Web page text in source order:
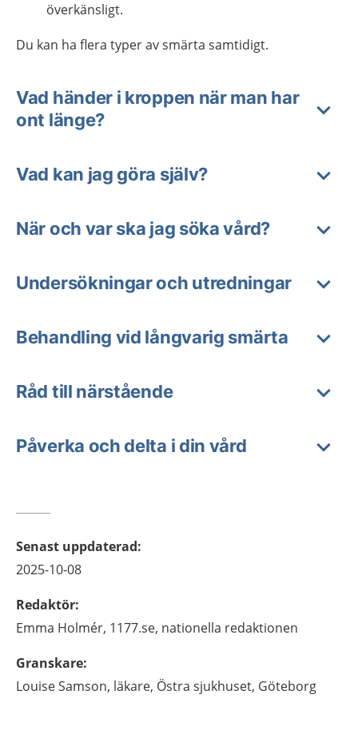
överkänsligt.
Du kan ha flera typer av smärta samtidigt.
Vad händer i kroppen när man har
ont länge?
Vad kan jag göra själv?
När och var ska jag söka vård?
Undersökningar och utredningar
Behandling vid långvarig smärta
Råd till närstående
Påverka och delta i din vård
Senast uppdaterad:
2025-10-08
Redaktör:
Emma Holmér, 1177.se, nationella redaktionen
Granskare:
LouiseSamson, läkare, Östra sjukhuset, Göteborg